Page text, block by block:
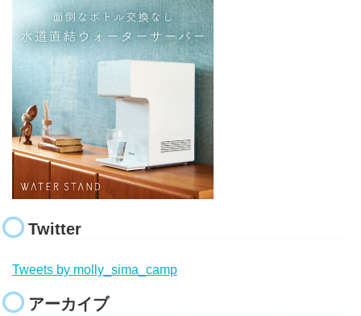
Twitter
Tweets by molly_sima_camp
アーカイブ